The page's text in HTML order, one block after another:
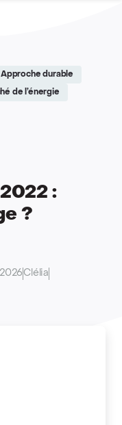
Approche durable
de l’énergie
:
?
Clélia